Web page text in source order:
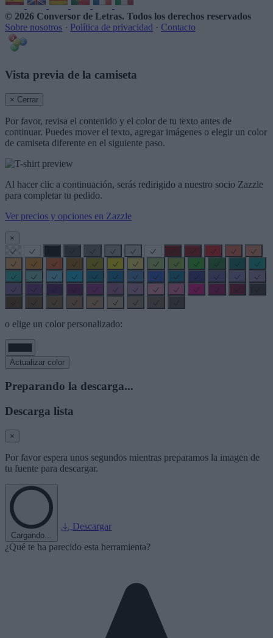
© 2026 Conversor de Letras. Todos los derechos reservados
Sobre nosotros · Política de privacidad · Contacto
Vista previa de la camiseta
× Cerrar
Por favor, revisa el contenido y el color de tu texto antes de
continuar. Puedes mover el texto, agregar imágenes o elegir un color
de camiseta diferente en el siguiente paso.
Al hacer clic a continuación, serás redirigido a nuestro socio Zazzle
para completar tu pedido.
Ver precios y opciones en Zazzle
×
o elige un color personalizado:
Actualizar color
Preparando la descarga...
Descarga lista
×
Por favor espera unos segundos mientras preparamos la imagen de
tu fuente para descargar.
Cargando...
Descargar
¿Qué te ha parecido esta herramienta?